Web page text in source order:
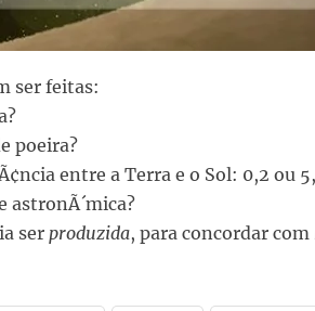
ser feitas:
poeira?
entre a Terra e o Sol: 0,2 ou
astronÃ´mica?
ser produzida, para concordar com